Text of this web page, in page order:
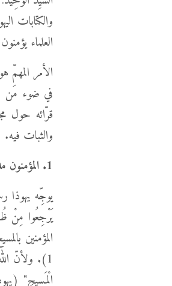
والكتابات
العلماء
الأمر المهمّ
في ضوء مَن
قرّائه حول
والثبات فيه.
1.
المؤمنين